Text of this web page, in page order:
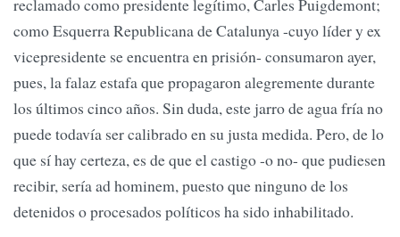
reclamado como presidente legítimo, Carles Puigdemont;
como Esquerra Republicana de Catalunya -cuyo líder y ex
vicepresidente se encuentra en prisión- consumaron ayer,
pues, la falaz estafa que propagaron alegremente durante
los últimos cinco años. Sin duda, este jarro de agua fría no
puede todavía ser calibrado en su justa medida. Pero, de lo
que sí hay certeza, es de que el castigo -o no- que pudiesen
recibir, sería ad hominem, puesto que ninguno de los
detenidos o procesados políticos ha sido inhabilitado.